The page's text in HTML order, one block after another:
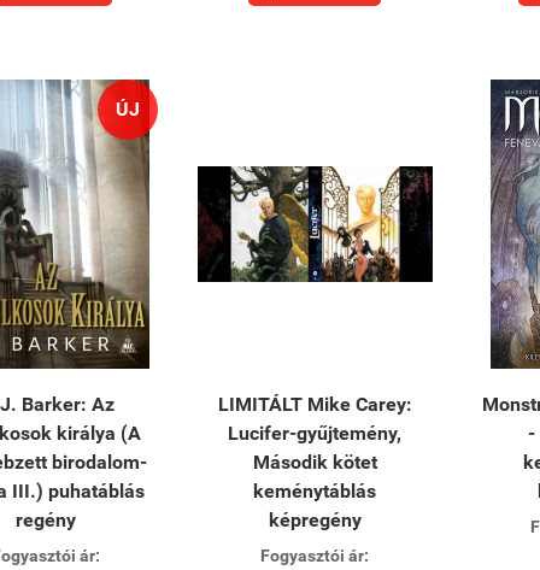
ÚJ
Barker: Az
királya (A
birodalom-
III.) puhatáblás
regény
ár:
LIMITÁLT Mike Carey:
Lucifer-gyűjtemény,
Második kötet
keménytáblás
képregény
Fogyasztói ár:
-